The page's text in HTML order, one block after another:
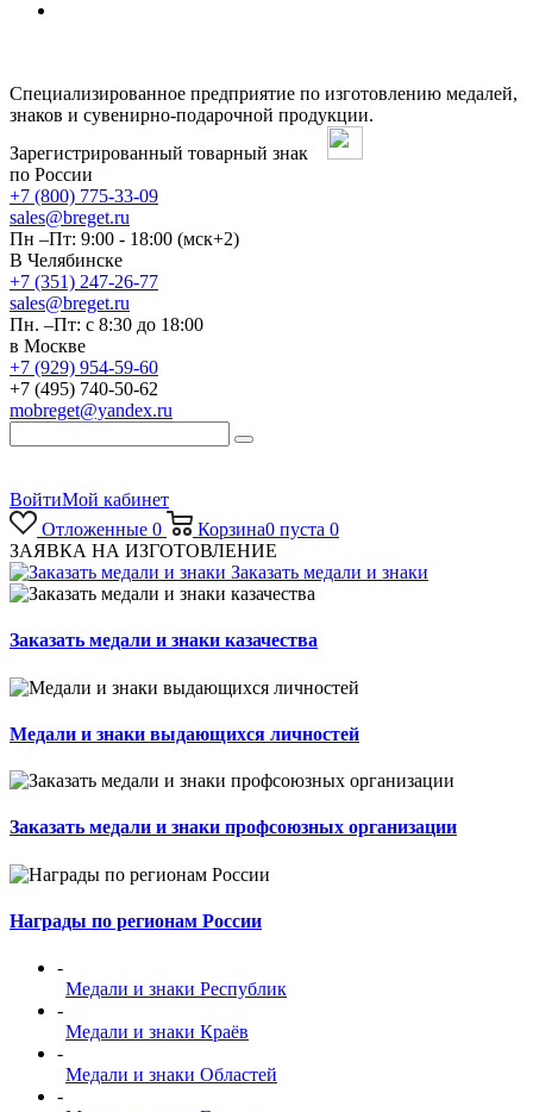
Специализированное предприятие по изготовлению медалей,
знаков и сувенирно-подарочной продукции.
Зарегистрированный товарный знак
по России
+7 (800) 775-33-09
sales@breget.ru
Пн –Пт: 9:00 - 18:00 (мск+2)
В Челябинске
+7 (351) 247-26-77
sales@breget.ru
Пн. –Пт: с 8:30 до 18:00
в Москве
+7 (929) 954-59-60
+7 (495) 740-50-62
mobreget@yandex.ru
ВойтиМой кабинет
Отложенные 0 Корзина0 пуста 0
ЗАЯВКА НА ИЗГОТОВЛЕНИЕ
Заказать медали и знаки
Заказать медали и знаки казачества
Медали и знаки выдающихся личностей
Заказать медали и знаки профсоюзных организации
Награды по регионам России
-
Медали и знаки Республик
-
Медали и знаки Краёв
-
Медали и знаки Областей
-